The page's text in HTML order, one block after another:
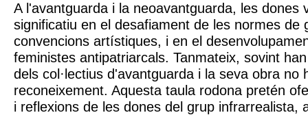
A l'avantguarda i la neoavantguarda, les dones
significatiu en el desafiament de les normes de
convencions artístiques, i en el
feministes antipatriarcals. Tanmateix, sovint
dels col·lectius d'avantguarda i la seva obra no
reconeixement. Aquesta taula rodona pretén
i reflexions de les dones del grup infrarrealista,